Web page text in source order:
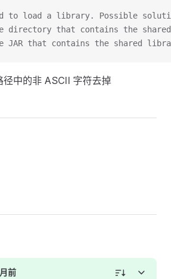
to load a library. Possible
directory that contains the
JAR that contains the shared
中的非 ASCII 字符去掉
前